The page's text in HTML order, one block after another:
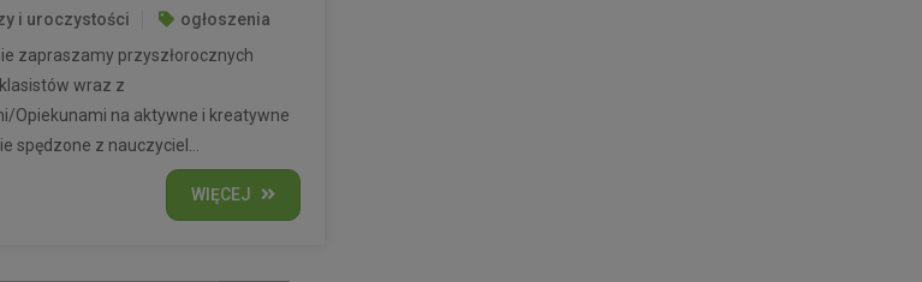
i uroczystości
ogłoszenia
zapraszamy przyszłorocznych
wraz z
Opiekunami na aktywne i kreatywne
spędzone z nauczyciel...
WIĘCEJ